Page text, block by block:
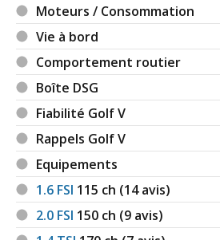
Moteurs / Consommation
Vie à bord
Comportement routier
Boîte DSG
Fiabilité Golf V
Rappels Golf V
Equipements
1.6 FSI 115 ch (14 avis)
2.0 FSI 150 ch (9 avis)